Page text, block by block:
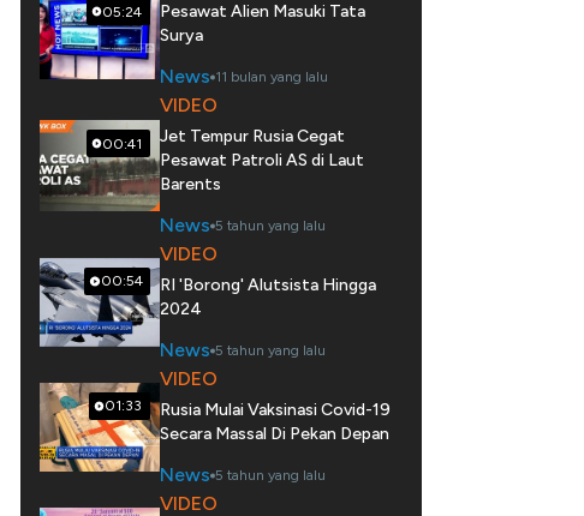
05:24
Pesawat Alien Masuki Tata
Surya
News 11 bulan yang lalu
00:41
VIDEO
Jet Tempur Rusia Cegat
Pesawat Patroli AS di Laut
Barents
News 5 tahun yang lalu
00:54
VIDEO
RI 'Borong' Alutsista Hingga
2024
News 5 tahun yang lalu
01:33
VIDEO
Rusia Mulai Vaksinasi Covid-19
Secara Massal Di Pekan Depan
News 5 tahun yang lalu
VIDEO